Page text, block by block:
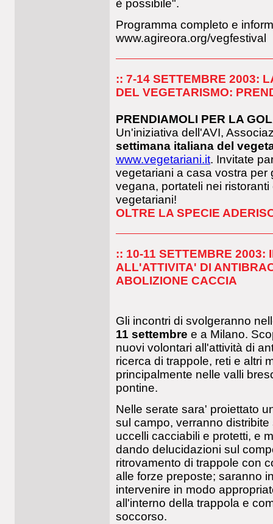
è possibile".
Programma completo e
www.agireora.org/vegfestival
:: 7-14 SETTEMBRE 2003:
DEL VEGETARISMO:
PRENDIAMOLI PER LA
Un'iniziativa dell'AVI,
settimana italiana del
www.vegetariani.it. Invitate
vegetariani a casa vostra
vegana, portateli nei
vegetariani!
OLTRE LA SPECIE
:: 10-11 SETTEMBRE 2003:
ALL'ATTIVITA' DI
ABOLIZIONE CACCIA
Gli incontri di svolgeranno
11 settembre e a Milano.
nuovi volontari all'attività di
ricerca di trappole, reti e altri
principalmente nelle valli
pontine.
Nelle serate sara' proiettato
sul campo, verranno
uccelli cacciabili e protetti, e
dando delucidazioni sul
ritrovamento di trappole con
alle forze preposte; saranno
intervenire in modo
all'interno della trappola e
soccorso.